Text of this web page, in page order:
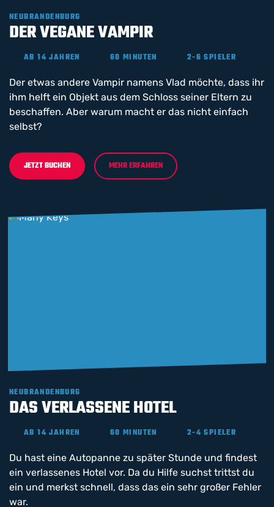
NEUBRANDENBURG
DER VEGANE VAMPIR
AB 14 JAHREN 60 MINUTEN 2-6 SPIELER
Der etwas andere Vampir namens Vlad möchte, dass ihr
ihm helft ein Objekt aus dem Schloss seiner Eltern zu
beschaffen. Aber warum macht er das nicht einfach
selbst?
JETZT BUCHEN MEHR ERFAHREN
NEUBRANDENBURG
DAS VERLASSENE HOTEL
AB 14 JAHREN 60 MINUTEN 2-4 SPIELER
Du hast eine Autopanne zu später Stunde und findest
ein verlassenes Hotel vor. Da du Hilfe suchst trittst du
ein und merkst schnell, dass das ein sehr großer Fehler
war.